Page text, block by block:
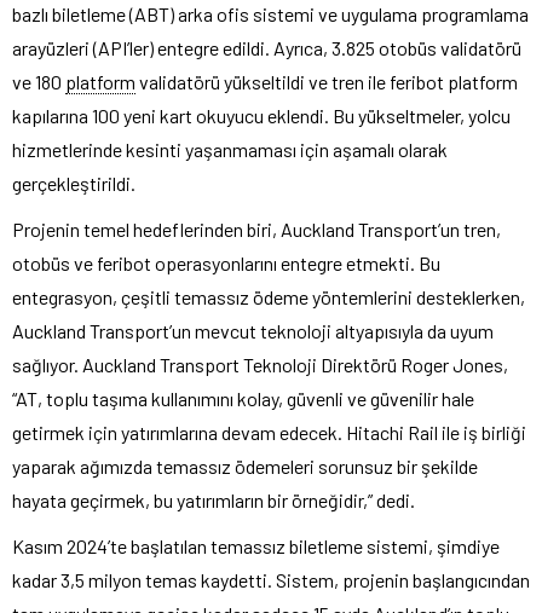
bazlı biletleme (ABT) arka ofis sistemi ve uygulama programlama
arayüzleri (API’ler) entegre edildi. Ayrıca, 3.825 otobüs validatörü
ve 180 platform validatörü yükseltildi ve tren ile feribot platform
kapılarına 100 yeni kart okuyucu eklendi. Bu yükseltmeler, yolcu
hizmetlerinde kesinti yaşanmaması için aşamalı olarak
gerçekleştirildi.
Projenin temel hedeflerinden biri, Auckland Transport’un tren,
otobüs ve feribot operasyonlarını entegre etmekti. Bu
entegrasyon, çeşitli temassız ödeme yöntemlerini desteklerken,
Auckland Transport’un mevcut teknoloji altyapısıyla da uyum
sağlıyor. Auckland Transport Teknoloji Direktörü Roger Jones,
“AT, toplu taşıma kullanımını kolay, güvenli ve güvenilir hale
getirmek için yatırımlarına devam edecek. Hitachi Rail ile iş birliği
yaparak ağımızda temassız ödemeleri sorunsuz bir şekilde
hayata geçirmek, bu yatırımların bir örneğidir,” dedi.
Kasım 2024’te başlatılan temassız biletleme sistemi, şimdiye
kadar 3,5 milyon temas kaydetti. Sistem, projenin başlangıcından